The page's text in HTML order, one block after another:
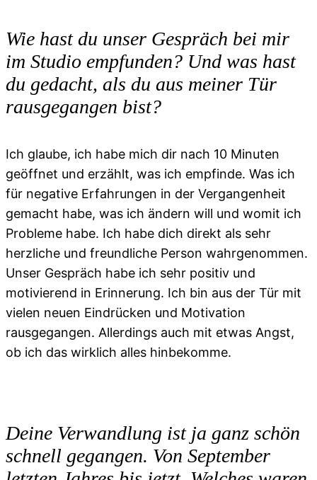
Wie hast du unser Gespräch bei mir
im Studio empfunden? Und was hast
du gedacht, als du aus meiner Tür
rausgegangen bist?
Ich glaube, ich habe mich dir nach 10 Minuten
geöffnet und erzählt, was ich empfinde. Was ich
für negative Erfahrungen in der Vergangenheit
gemacht habe, was ich ändern will und womit ich
Probleme habe. Ich habe dich direkt als sehr
herzliche und freundliche Person wahrgenommen.
Unser Gespräch habe ich sehr positiv und
motivierend in Erinnerung. Ich bin aus der Tür mit
vielen neuen Eindrücken und Motivation
rausgegangen. Allerdings auch mit etwas Angst,
ob ich das wirklich alles hinbekomme.
Deine Verwandlung ist ja ganz schön
schnell gegangen. Von September